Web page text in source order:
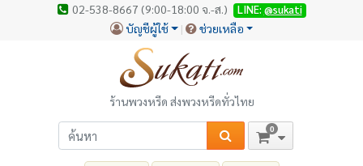
02-538-8667 (9:00-18:00 จ.-ส.) LINE: @sukati
บัญชีผู้ใช้ ช่วยเหลือ
ร้านพวงหรีด ส่งพวงหรีดทั่วไทย
0